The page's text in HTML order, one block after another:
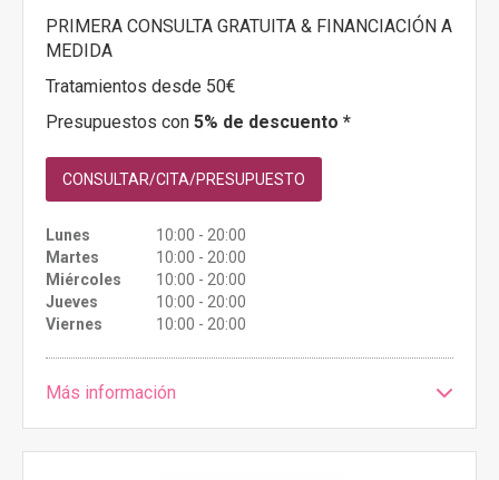
PRIMERA CONSULTA GRATUITA & FINANCIACIÓN A
MEDIDA
Tratamientos desde 50€
Presupuestos con 5% de descuento *
CONSULTAR/CITA/PRESUPUESTO
Lunes
10:00 - 20:00
Martes
10:00 - 20:00
Miércoles
10:00 - 20:00
Jueves
10:00 - 20:00
Viernes
10:00 - 20:00
Más información